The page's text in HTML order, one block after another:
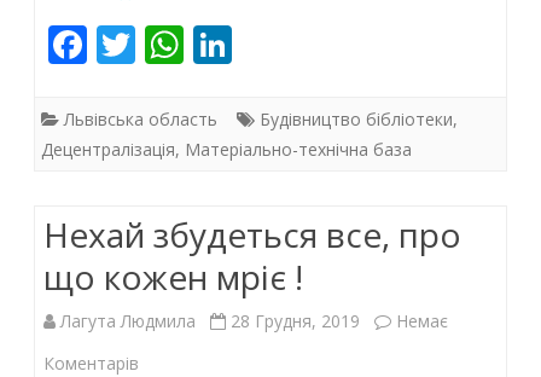
F
e
b
o
k
T
itt
er
W
at
s
p
p
k
e
n
Львівська область Будівництво бібліотеки,
Децентралізація, Матеріально-технічна база
Нехай збудеться все, про
що кожен мріє !
Лагута Людмила 28 Грудня, 2019
Немає
Коментарів